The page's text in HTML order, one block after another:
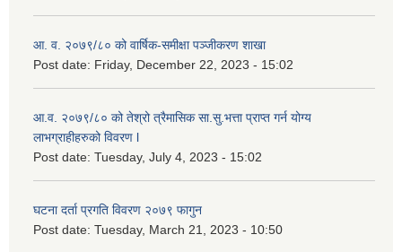
आ. व. २०७९/८० को वार्षिक-समीक्षा पञ्जीकरण शाखा
Post date: Friday, December 22, 2023 - 15:02
आ.व. २०७९/८० को तेश्रो त्रैमासिक सा.सु.भ‍त्ता प्राप्त गर्न योग्य
लाभग्राहीहरुको विवरण l
Post date: Tuesday, July 4, 2023 - 15:02
घटना दर्ता प्रगति विवरण २०७९ फागुन
Post date: Tuesday, March 21, 2023 - 10:50